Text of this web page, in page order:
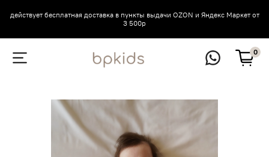
действует бесплатная доставка в пункты выдачи OZON и Яндекс Маркет от
3 500р
0